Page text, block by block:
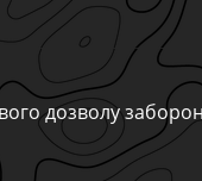
дозволу